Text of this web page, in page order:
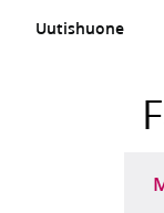
Uutishuone